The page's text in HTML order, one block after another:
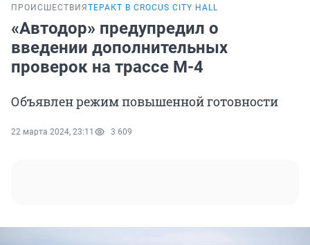
ПРОИСШЕСТВИЯ ТЕРАКТ В CROCUS CITY HALL
«Автодор» предупредил о
введении дополнительных
проверок на трассе М-4
Объявлен режим повышенной готовности
22 марта 2024, 23:11 3 609